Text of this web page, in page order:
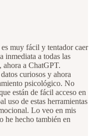
muy fácil y tentador caer
inmediata a todas las
ahora a ChatGPT.
curiosos y ahora
psicológico. No
están de fácil acceso en
uso de estas herramientas
Lo veo en mis
he hecho también en